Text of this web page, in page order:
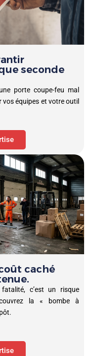
seconde
porte coupe-feu mal
équipes et votre outil
coût caché
c’est un risque
la « bombe à